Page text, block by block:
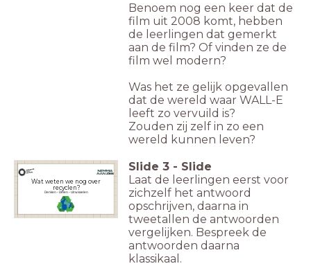
Benoem nog een keer dat de
film uit 2008 komt, hebben
de leerlingen dat gemerkt
aan de film? Of vinden ze de
film wel modern?
Was het ze gelijk opgevallen
dat de wereld waar WALL-E
leeft zo vervuild is?
Zouden zij zelf in zo een
wereld kunnen leven?
Wat weten we nog over
recyclen?
Denken - Delen - Uitwisselen
Slide 3 - Slide
Laat de leerlingen eerst voor
zichzelf het antwoord
opschrijven, daarna in
tweetallen de antwoorden
vergelijken. Bespreek de
antwoorden daarna
klassikaal.